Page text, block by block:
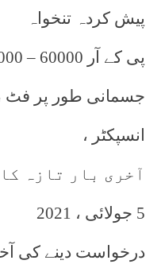
پیش کردہ تنخواہ
پی کے آر 60000 – 80000
جسمانی طور پر فٹ ،
انسپکٹر ،
آخری بار تازہ
5 جولائی ، 2021
درخواست دینے کی